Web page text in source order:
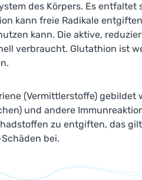
des Körpers. Es
kann freie Radikale
kann. Die aktive,
verbraucht. Glutathion ist
(Vermittlerstoffe)
und andere
zu entgiften, das
bei.